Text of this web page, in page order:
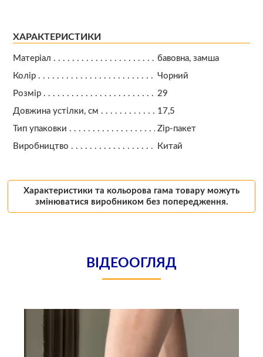
ХАРАКТЕРИСТИКИ
Матеріал
бавовна, замша
Колір
Чорний
Розмір
29
Довжина устілки, см
17,5
Тип упаковки
Zip-пакет
Виробництво
Китай
Характеристики та кольорова гама товару можуть
змінюватися виробником без попередження.
ВІДЕООГЛЯД